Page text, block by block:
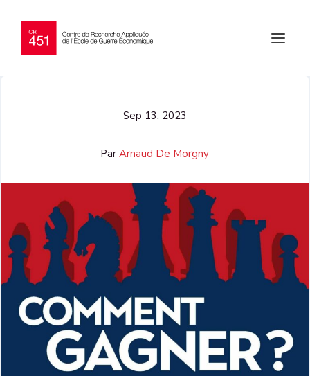
Sep 13, 2023
ParArnaud De Morgny